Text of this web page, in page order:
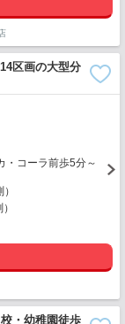
区画の大型分
・コーラ前歩5分～
・幼稚園徒歩